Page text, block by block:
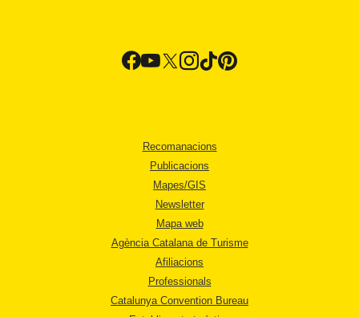
Recomanacions
Publicacions
Mapes/GIS
Newsletter
Mapa web
Agència Catalana de Turisme
Afiliacions
Professionals
Catalunya Convention Bureau